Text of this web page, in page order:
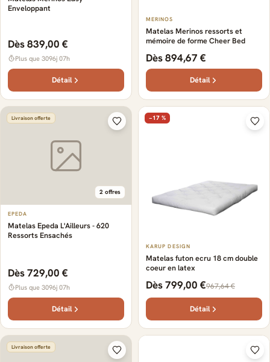
Enveloppant
Dès 839,00 €
Plus que 3096j 07h
Détail
MERINOS
Matelas Merinos ressorts et
mémoire de forme Cheer Bed
Dès 894,67 €
Détail
Livraison offerte
2 offres
EPEDA
Matelas Epeda L'Ailleurs - 620
Ressorts Ensachés
Dès 729,00 €
Plus que 3096j 07h
Détail
−17 %
KARUP DESIGN
Matelas futon ecru 18 cm double
coeur en latex
Dès 799,00 €967,64 €
Détail
Livraison offerte